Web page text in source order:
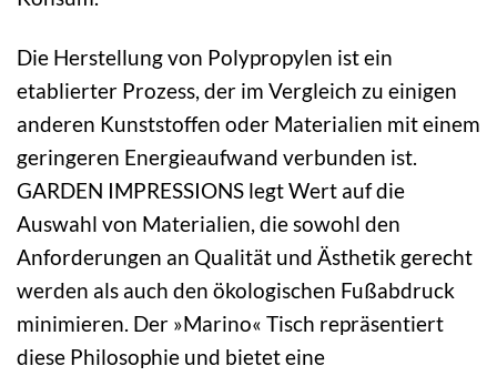
Die Herstellung von Polypropylen ist ein
etablierter Prozess, der im Vergleich zu einigen
anderen Kunststoffen oder Materialien mit einem
geringeren Energieaufwand verbunden ist.
GARDEN IMPRESSIONS legt Wert auf die
Auswahl von Materialien, die sowohl den
Anforderungen an Qualität und Ästhetik gerecht
werden als auch den ökologischen Fußabdruck
minimieren. Der »Marino« Tisch repräsentiert
diese Philosophie und bietet eine